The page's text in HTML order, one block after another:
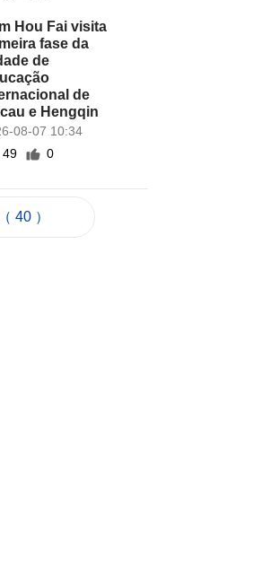
Hou Fai visita
fase da
de
de
e Hengqin
08-07 10:34
49
0
40 ）